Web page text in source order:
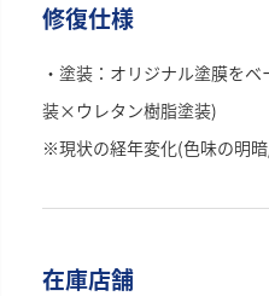
修復仕様
・塗装：オリジナル塗膜を
装×ウレタン樹脂塗装)
※現状の経年変化(色味の明
在庫店舗